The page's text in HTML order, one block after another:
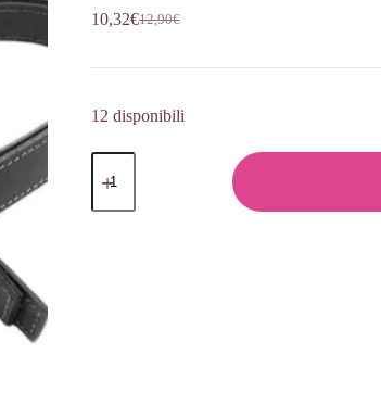
12,90€
Il
originale
12,90€.
10,32€Il
attuale
10,32€.
12 disponibili
TRACOLLA
Pelle
Coppia